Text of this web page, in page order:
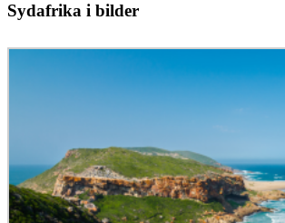
Sydafrika i bilder